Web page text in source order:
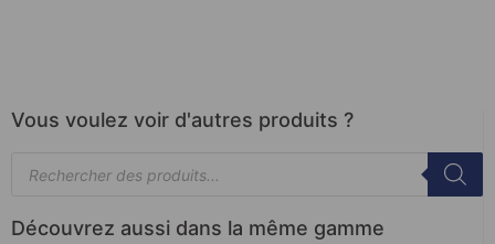
Vous voulez voir d'autres produits ?
Découvrez aussi dans la même gamme